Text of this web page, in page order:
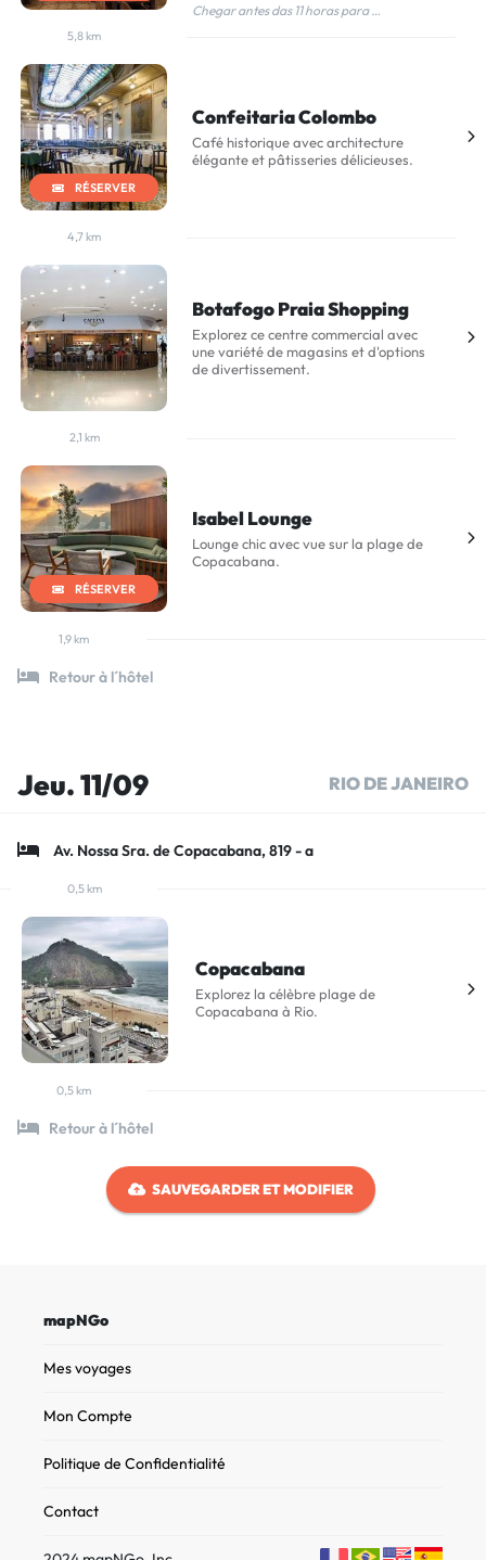
Chegar antes das 11 horas para não pegar fila e sentar na janela
5,8 km
RÉSERVER
Confeitaria Colombo
Café historique avec architecture
élégante et pâtisseries délicieuses.
4,7 km
Botafogo Praia Shopping
Explorez ce centre commercial avec
une variété de magasins et d'options
de divertissement.
2,1 km
RÉSERVER
Isabel Lounge
Lounge chic avec vue sur la plage de
Copacabana.
1,9 km
Retour à l´hôtel
Jeu. 11/09 RIO DE JANEIRO
Av. Nossa Sra. de Copacabana, 819 - a
0,5 km
Copacabana
Explorez la célèbre plage de
Copacabana à Rio.
0,5 km
Retour à l´hôtel
SAUVEGARDER ET MODIFIER
mapNGo
Mes voyages
Mon Compte
Politique de Confidentialité
Contact